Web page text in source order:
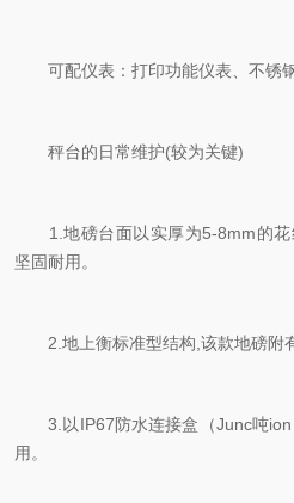
可配仪表：打印功能仪表、不锈
秤台的日常维护(较为关键)
1.地磅台面以实厚为5-8mm的花
坚固耐用。
2.地上衡标准型结构,该款地磅附
3.以IP67防水连接盒（Junc吨ion
用。